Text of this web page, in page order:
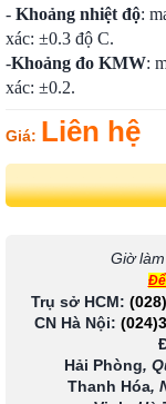
- Khoảng nhiệt độ:
xác: ±0.3 độ C.
-Khoảng đo KMW:
xác: ±0.2.
Giá: Liên hệ
Giờ
Trụ sở HCM:
CN Hà Nội:
Hải Phòng,
Thanh Hóa,